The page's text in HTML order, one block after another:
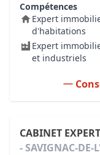
Compétences
Expert
d'habitations
Expert
et industriels
CABINET
- SAVIGNAC-DE-